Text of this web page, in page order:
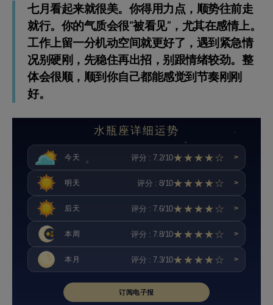
七月看起来就很美。你得用力点，顺势往前走
就行。你的气质会很“被看见”，尤其在感情上。
工作上留一分机动空间就更好了，遇到紧急情
况别硬刚，先稳住再出招，别跟情绪较劲。整
体会很顺，顺到你自己都能感觉到节奏刚刚
好。
水瓶座详细运势
今天 评分 : 7.2/10★★★★☆ >
明天 评分 : 8/10★★★★☆ >
后天 评分 : 7.6/10★★★★☆ >
本周 评分 : 7.8/10★★★★☆ >
本月 评分 : 7.3/10★★★★☆ >
订阅电子报